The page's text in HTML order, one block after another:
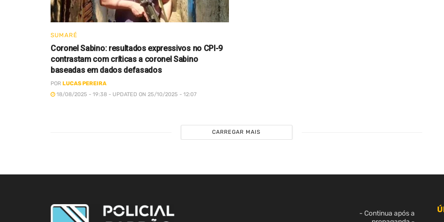
SUMARÉ
Coronel Sabino: resultados expressivos no CPI-9
contrastam com críticas a coronel Sabino
baseadas em dados defasados
POR LUCAS PEREIRA
18/08/2025 - 19:38 - UPDATED ON 25/10/2025 - 12:07
CARREGAR MAIS
- Continua após a